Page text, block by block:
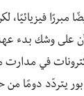
مبررًا فيزيائيًا،
على وشك بدء
في مدارت
يتردّد دومًا من